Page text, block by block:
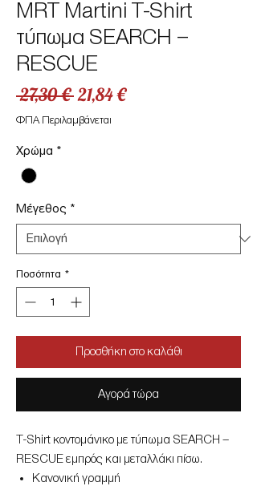
MRT Martini T-Shirt
τύπωμα SEARCH –
RESCUE
27,30 € Κανονική
τιμή
21,84 €Τιμή
ΦΠΑ Περιλαμβάνεται
Χρώμα *
Μέγεθος *
Ποσότητα *
Προσθήκη στο καλάθι
Αγορά τώρα
T-Shirt κοντομάνικο με τύπωμα SEARCH –
RESCUE εμπρός και μεταλλάκι πίσω.
Κανονική γραμμή